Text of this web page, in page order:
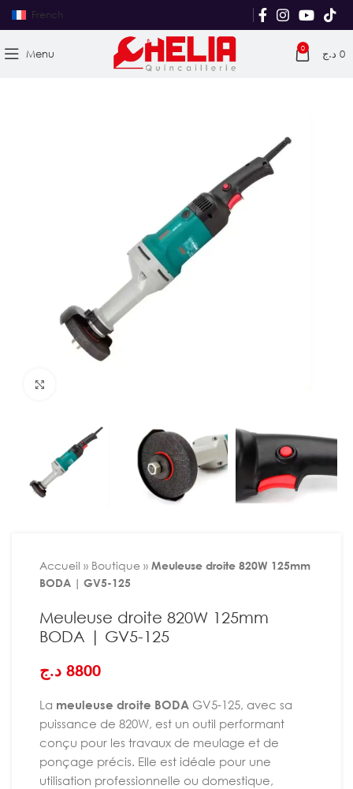
French
Menu 0 0 د.ج
Accueil » Boutique » Meuleuse droite 820W 125mm
BODA | GV5-125
Meuleuse droite 820W 125mm
BODA | GV5-125
8800 د.ج
La meuleuse droite BODA GV5-125, avec sa
puissance de 820W, est un outil performant
conçu pour les travaux de meulage et de
ponçage précis. Elle est idéale pour une
utilisation professionnelle ou domestique,